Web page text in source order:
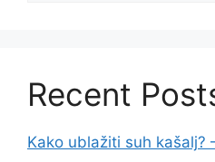
Recent
Kako ublažiti suh kašalj?